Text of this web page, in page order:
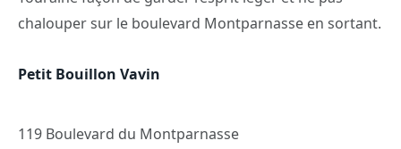
chalouper sur le boulevard Montparnasse en sortant.
Petit Bouillon Vavin
119 Boulevard du Montparnasse